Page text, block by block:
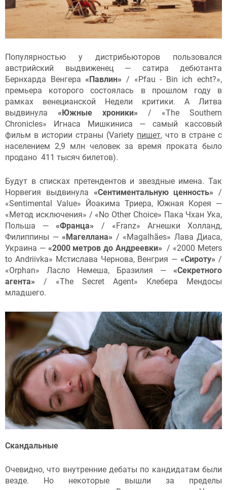
Популярностью у дистрибьюторов пользовался
австрийский выдвиженец — сатира дебютанта
Бернхарда Венгера «Павлин» / «Pfau - Bin ich echt?»,
премьера которого состоялась в прошлом году в
рамках венецианской Недели критики. А Литва
выдвинула «Южные хроники» / «The Southern
Chronicles» Игнаса Мишкиниса — самый кассовый
фильм в истории страны (Variety пишет, что в стране с
населением 2,9 млн человек за время проката было
продано 411 тысяч билетов).
Будут в списках претендентов и звездные имена. Так
Норвегия выдвинула «Сентиментальную ценность» /
«Sentimental Value» Йоакима Триера, Южная Корея —
«Метод исключения» / «No Other Choice» Пака Чхан Ука,
Польша —«Франца» / «Franz» Агнешки Холланд,
Филиппины — «Магеллана» / «Magalhães» Лава Диаса,
Украина — «2000 метров до Андреевки» / «2000 Meters
to Andriivka» Мстислава Чернова, Венгрия — «Сироту» /
«Orphan» Ласло Немеша, Бразилия — «Секретного
агента» / «The Secret Agent» Клебера Мендосы
младшего.
Скандальные
Очевидно, что внутренние дебаты по кандидатам были
везде. Но некоторые вышли за пределы